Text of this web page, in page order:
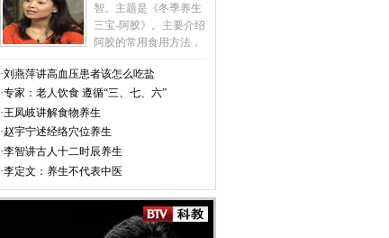
智。主题是《冬季养生
三宝-阿胶》。主要介绍
阿胶的常用食用方法，
何辨别真假阿胶，不宜
食用阿胶的人群，甜甜
圈的制作方法等相关内
容[详情]
·刘燕萍讲高血压患者该怎么吃盐
·专家：老人饮食 遵循“三、七、六”
·王凤岐讲解食物养生
·赵宇宁述经络穴位养生
·李智讲古人十二时辰养生
·李定文：养生不代表中医